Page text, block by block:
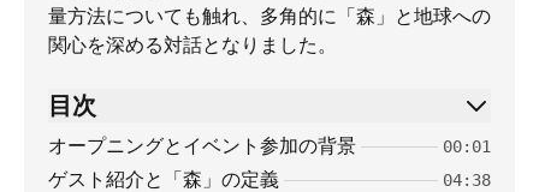
量方法についても触れ、多角的に「森」と地球への
関心を深める対話となりました。
目次
オープニングとイベント参加の背景 00:01
ゲスト紹介と「森」の定義 04:38